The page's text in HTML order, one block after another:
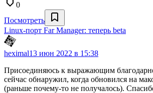
0
Посмотреть
Linux-порт Far Manager: теперь beta
heximal13 июн 2022 в 15:38
Присоединяюсь к выражающим
сейчас обнаружил, когда обновился на
(раньше почему-то не получалось).